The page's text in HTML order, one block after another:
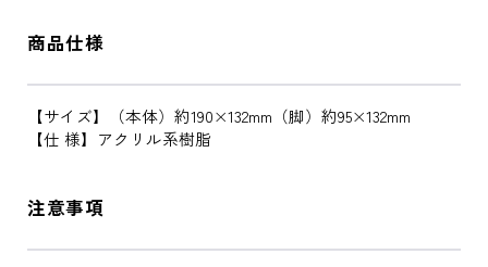
商品仕様
【サイズ】（本体）約190×132mm（脚）約95×132mm
【仕 様】アクリル系樹脂
注意事項